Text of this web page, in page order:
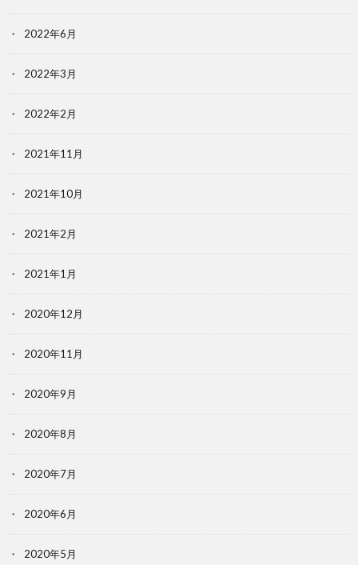
2022年6月
2022年3月
2022年2月
2021年11月
2021年10月
2021年2月
2021年1月
2020年12月
2020年11月
2020年9月
2020年8月
2020年7月
2020年6月
2020年5月